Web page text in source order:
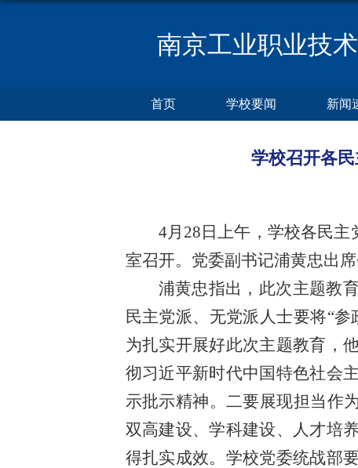
南京工业职业技
首页 学校要闻 新闻
学校召开各
4月28日上午，学校各民
室召开。党委副书记浦黄忠出
浦黄忠指出，此次主题教
民主党派、无党派人士要将“
为扎实开展好此次主题教育，
彻习近平新时代中国特色社会
示批示精神。二要展现担当作
双高建设、学科建设、人才培
得扎实成效。学校党委统战部